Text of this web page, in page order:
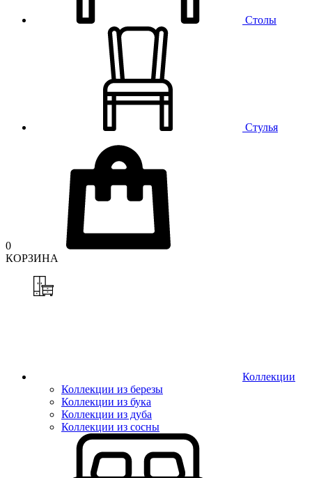
Столы
Стулья
0
КОРЗИНА
Коллекции
Коллекции из березы
Коллекции из бука
Коллекции из дуба
Коллекции из сосны